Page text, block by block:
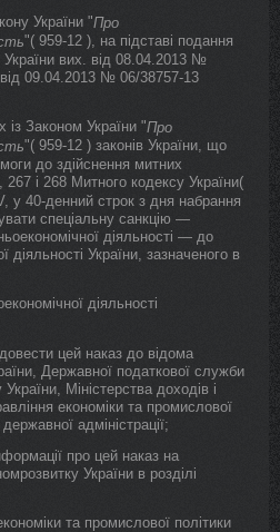
України "Про
"( 959-12 ), на підставі подання
України вих. від 08.04.2013 №
09.04.2013 № 06/38757-13
Законом України "Про
"( 959-12 ) законів України, що
до здійснення митних
, 267 і 268 Митного кодексу України(
у 40-денний строк з дня набрання
спеціальну санкцію —
діяльності — до
діяльності України, зазначеного в
діяльності
цей наказ до відома
Державної податкової служби
Міністерства доходів і
економіки та промислової
адміністрації;
про цей наказ на
України в розділі
та промислової політики